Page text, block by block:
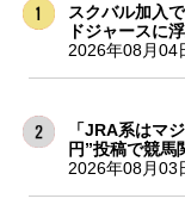
スクバル加入
ドジャースに
2026年08月04
「JRA系はマ
円”投稿で競馬
2026年08月03